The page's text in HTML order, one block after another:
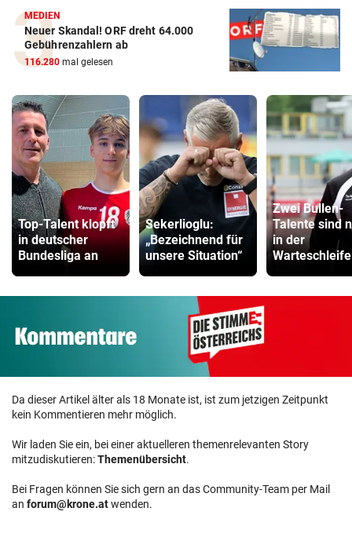
MEDIEN
Neuer Skandal! ORF dreht 64.000
Gebührenzahlern ab
116.280 mal gelesen
Top-Talent klopft
in deutscher
Bundesliga an
Sekerlioglu:
„Bezeichnend für
unsere Situation“
Zwei Bullen-
Talente sind
in der
Warteschleife
Da dieser Artikel älter als 18 Monate ist, ist zum jetzigen Zeitpunkt
kein Kommentieren mehr möglich.
Wir laden Sie ein, bei einer aktuelleren themenrelevanten Story
mitzudiskutieren:Themenübersicht.
Bei Fragen können Sie sich gern an das Community-Team per Mail
an forum@krone.atwenden.